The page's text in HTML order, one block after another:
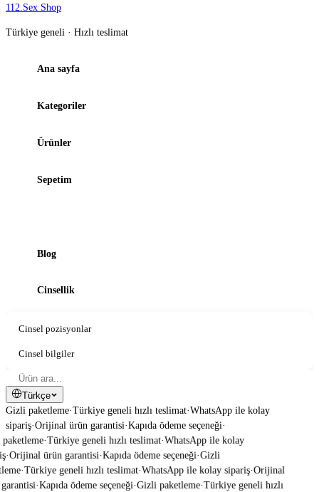
112.Sex Shop
Türkiye geneli · Hızlı teslimat
Ana sayfa
Kategoriler
Ürünler
Sepetim
Blog
Cinsellik
Cinsel pozisyonlar
Cinsel bilgiler
Türkçe
Gizli paketleme·Türkiye geneli hızlı teslimat·WhatsApp ile kolay
sipariş·Orijinal ürün garantisi·Kapıda ödeme seçeneği·
·Türkiye geneli hızlı teslimat·WhatsApp ile kolay
·Orijinal ürün garantisi·Kapıda ödeme seçeneği·Gizli
·Türkiye geneli hızlı teslimat·WhatsApp ile kolay sipariş·Orijinal
·Kapıda ödeme seçeneği·Gizli paketleme·Türkiye geneli hızlı